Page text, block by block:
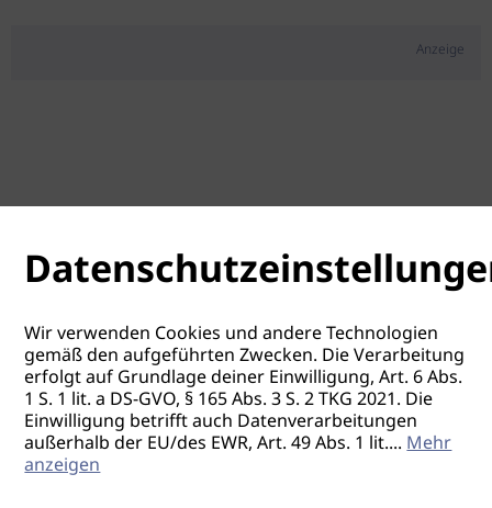
Anzeige
Wir verwenden Cookies und andere Technologien
gemäß den aufgeführten Zwecken. Die Verarbeitung
erfolgt auf Grundlage deiner Einwilligung, Art. 6 Abs.
1 S. 1 lit. a DS-GVO, § 165 Abs. 3 S. 2 TKG 2021. Die
Einwilligung betrifft auch Datenverarbeitungen
außerhalb der EU/des EWR, Art. 49 Abs. 1 lit....Mehr
anzeigen